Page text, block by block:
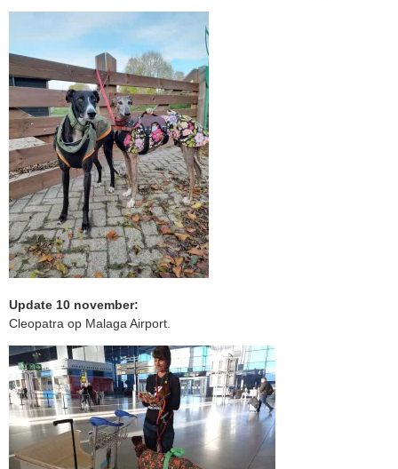
Update 10 november:
Cleopatra op Malaga Airport.